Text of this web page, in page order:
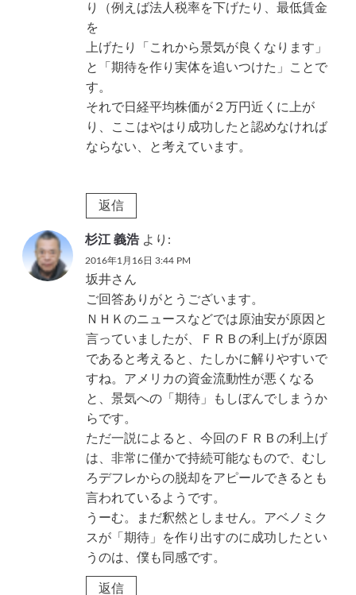
り（例えば法人税率を下げたり、最低賃金
を
上げたり「これから景気が良くなります」
と「期待を作り実体を追いつけた」ことで
す。
それで日経平均株価が２万円近くに上が
り、ここはやはり成功したと認めなければ
ならない、と考えています。
返信
杉江 義浩 より:
2016年1月16日 3:44 PM
坂井さん
ご回答ありがとうございます。
ＮＨＫのニュースなどでは原油安が原因と
言っていましたが、ＦＲＢの利上げが原因
であると考えると、たしかに解りやすいで
すね。アメリカの資金流動性が悪くなる
と、景気への「期待」もしぼんでしまうか
らです。
ただ一説によると、今回のＦＲＢの利上げ
は、非常に僅かで持続可能なもので、むし
ろデフレからの脱却をアピールできるとも
言われているようです。
うーむ。まだ釈然としません。アベノミク
スが「期待」を作り出すのに成功したとい
うのは、僕も同感です。
返信